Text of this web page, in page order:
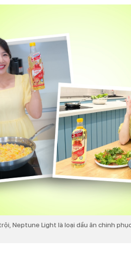
Neptune Light là loại dầu ăn chinh phục